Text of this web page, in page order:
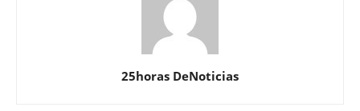
25horas DeNoticias